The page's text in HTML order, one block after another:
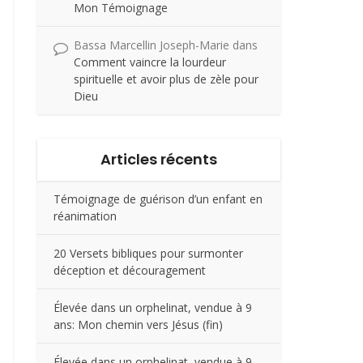
Mon Témoignage
Bassa Marcellin Joseph-Marie dans
Comment vaincre la lourdeur
spirituelle et avoir plus de zèle pour
Dieu
Articles récents
Témoignage de guérison d’un enfant en
réanimation
20 Versets bibliques pour surmonter
déception et découragement
Élevée dans un orphelinat, vendue à 9
ans: Mon chemin vers Jésus (fin)